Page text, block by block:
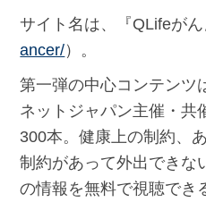
サイト名は、『QLifeがん
ancer/）。
第一弾の中心コンテンツ
ネットジャパン主催・共
300本。健康上の制約、
制約があって外出できな
の情報を無料で視聴でき